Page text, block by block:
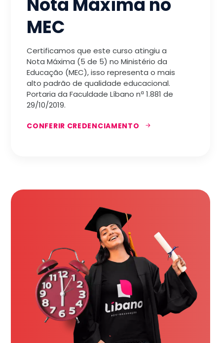
MEC
Certificamos que este curso atingiu a
Nota Máxima (5 de 5) no Ministério da
Educação (MEC), isso representa o mais
alto padrão de qualidade educacional.
Portaria da Faculdade Líbano nª 1.881 de
29/10/2019.
CONFERIR CREDENCIAMENTO